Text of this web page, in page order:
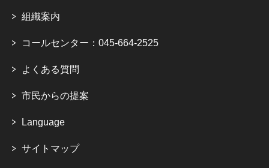
組織案内
コールセンター：045-664-2525
よくある質問
市民からの提案
Language
サイトマップ